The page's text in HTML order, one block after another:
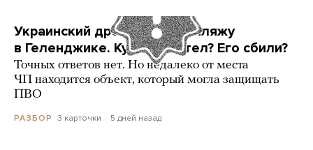
Украинский дрон попал по пляжу
в Геленджике. Куда он летел? Его сбили?
Точных ответов нет. Но недалеко от места
ЧП находится объект, который могла защищать
ПВО
РАЗБОР 3 карточки 5 дней назад